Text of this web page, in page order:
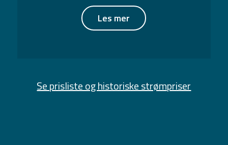
Les mer
Se prisliste og historiske strømpriser